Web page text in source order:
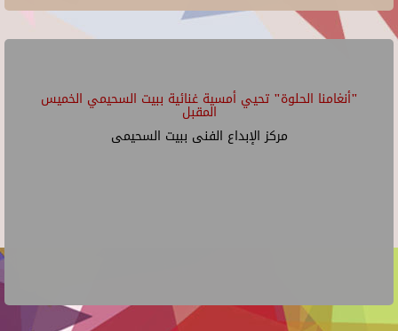
"أنغامنا الحلوة" تحيي أمسية غنائية ببيت السحيمي الخميس
المقبل
مركز الإبداع الفنى ببيت السحيمى